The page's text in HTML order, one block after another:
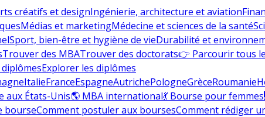
créatifs et designIngénierie, architecture et aviation
Médias et marketingMédecine et sciences de la santé
Sport, bien-être et hygiène de vieDurabilité et
Trouver des MBATrouver des doctorats👉 Parcourir tous
Explorer les diplômes
ItalieFranceEspagneAutrichePologneGrèceRoumanie
aux États-Unis🌎 MBA international💃 Bourse pour femmes
bourseComment postuler aux boursesComment rédiger